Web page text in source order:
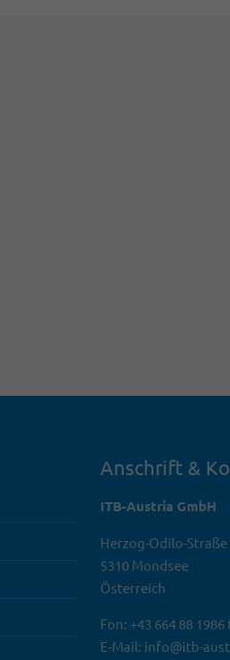
Anschrift &
ITB-Austria GmbH
Herzog-Odilo-Straße
5310 Mondsee
Österreich
Fon: +43 664 88 1986
E-Mail: info@itb-